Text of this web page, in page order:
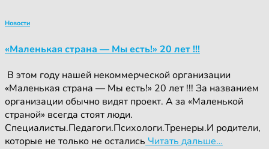
Новости
«Маленькая страна — Мы есть!» 20 лет !!!
‍ ‍В этом году нашей некоммерческой организации
«Маленькая страна — Мы есть!» 20 лет !!! За названием
организации обычно видят проект. А за «Маленькой
страной» всегда стоят люди.
Специалисты.Педагоги.Психологи.Тренеры.И родители,
которые не только не остались Читать дальше…